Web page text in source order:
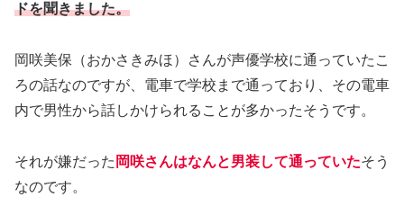
ドを聞きました。
岡咲美保（おかさきみほ）さんが声優学校に通っていたこ
ろの話なのですが、電車で学校まで通っており、その電車
内で男性から話しかけられることが多かったそうです。
それが嫌だった 岡咲さんはなんと男装して通っていたそう
なのです。